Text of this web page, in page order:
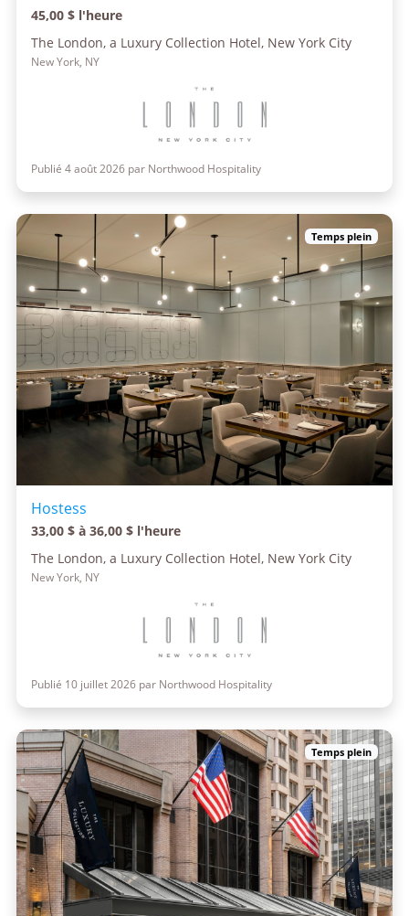
45,00 $ l'heure
The London, a Luxury Collection Hotel, New York City
New York, NY
Publié 4 août 2026 par Northwood Hospitality
Temps plein
Hostess
33,00 $ à 36,00 $ l'heure
The London, a Luxury Collection Hotel, New York City
New York, NY
Publié 10 juillet 2026 par Northwood Hospitality
Temps plein